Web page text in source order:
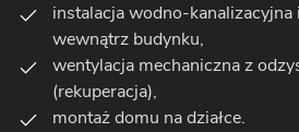
instalacja wodno-kanalizacyjna
wewnątrz budynku,
wentylacja mechaniczna z
(rekuperacja),
montaż domu na działce.